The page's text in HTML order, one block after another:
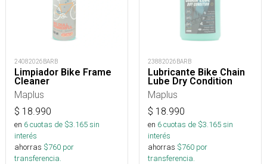
24082026BARB
Limpiador Bike Frame
Cleaner
Maplus
$ 18.990
en 6cuotas de $3.165sin
interés
ahorras $760 por
transferencia.
23882026BARB
Lubricante Bike Chain
Lube Dry Condition
Maplus
$ 18.990
en 6cuotas de $3.165sin
interés
ahorras $760 por
transferencia.